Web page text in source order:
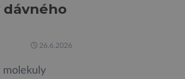
jejíž ambicí je
dávného
26.6.2026
molekuly